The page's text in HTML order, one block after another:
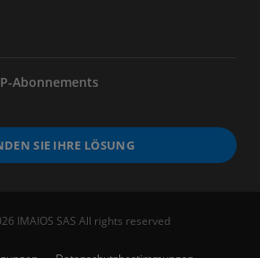
Abonnements
SIE IHRE LÖSUNG
IMAIOS SAS All rights reserved